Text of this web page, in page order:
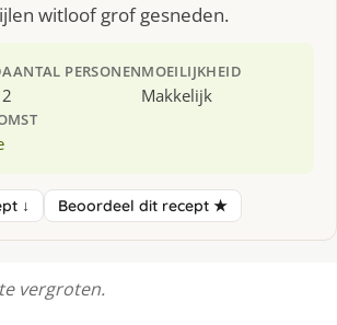
witloof grof gesneden.
AANTAL PERSONEN
2
MOEILIJKHEID
Makkelijk
↓ Beoordeel dit recept ★
vergroten.